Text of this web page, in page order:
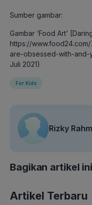
Sumber gambar:
Gambar ‘Food Art’
https://
are-obsessed-with-and-
Juli 2021)
For Kids
Rizky
Bagikan artikel
Artikel Terbaru